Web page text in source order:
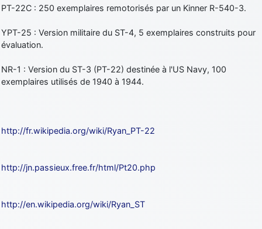
PT-22C : 250 exemplaires remotorisés par un Kinner R-540-3.
YPT-25 : Version militaire du ST-4, 5 exemplaires construits pour
évaluation.
NR-1 : Version du ST-3 (PT-22) destinée à l'US Navy, 100
exemplaires utilisés de 1940 à 1944.
http://fr.wikipedia.org/wiki/Ryan_PT-22
http://jn.passieux.free.fr/html/Pt20.php
http://en.wikipedia.org/wiki/Ryan_ST